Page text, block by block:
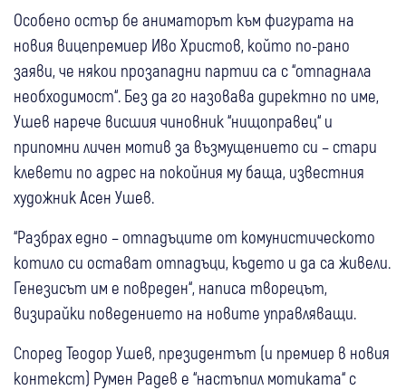
Особено остър бе аниматорът към фигурата на
новия вицепремиер Иво Христов, който по-рано
заяви, че някои прозападни партии са с “отпаднала
необходимост“. Без да го назовава директно по име,
Ушев нарече висшия чиновник “нищоправец“ и
припомни личен мотив за възмущението си – стари
клевети по адрес на покойния му баща, известния
художник Асен Ушев.
“Разбрах едно – отпадъците от комунистическото
котило си остават отпадъци, където и да са живели.
Генезисът им е повреден“, написа творецът,
визирайки поведението на новите управляващи.
Според Теодор Ушев, президентът (и премиер в новия
контекст) Румен Радев е “настъпил мотиката“ с